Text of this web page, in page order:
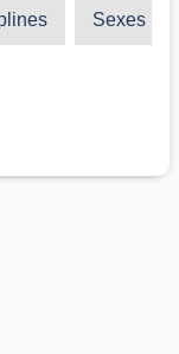
Sexes